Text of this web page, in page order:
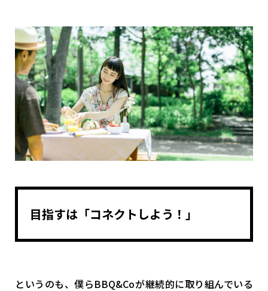
目指すは「コネクトしよう！」
というのも、僕らBBQ&Coが継続的に取り組んでいる